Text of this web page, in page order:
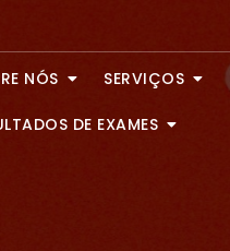
NÓS SERVIÇOS
DE EXAMES